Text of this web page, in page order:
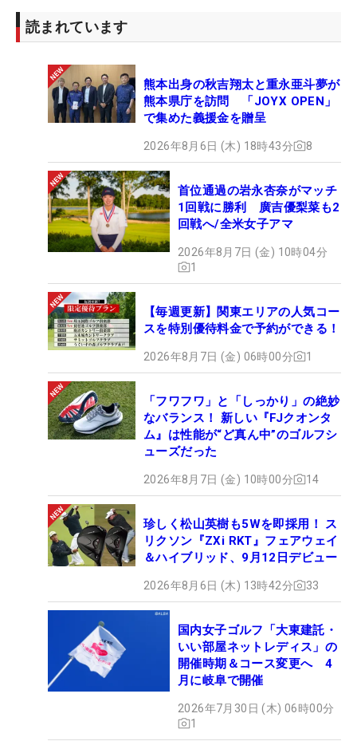
読まれています
熊本出身の秋吉翔太と重永亜斗夢が
熊本県庁を訪問 「JOYX OPEN」
で集めた義援金を贈呈
2026年8月6日 (木) 18時43分 8
首位通過の岩永杏奈がマッチ
1回戦に勝利 廣吉優梨菜も2
回戦へ/全米女子アマ
2026年8月7日 (金) 10時04分
1
【毎週更新】関東エリアの人気コー
スを特別優待料金で予約ができる！
2026年8月7日 (金) 06時00分 1
「フワフワ」と「しっかり」の絶妙
なバランス！ 新しい『FJクオンタ
ム』は性能が“ど真ん中”のゴルフシ
ューズだった
2026年8月7日 (金) 10時00分 14
珍しく松山英樹も5Wを即採用！ ス
リクソン『ZXi RKT』フェアウェイ
＆ハイブリッド、9月12日デビュー
2026年8月6日 (木) 13時42分 33
国内女子ゴルフ「大東建託・
いい部屋ネットレディス」の
開催時期＆コース変更へ 4
月に岐阜で開催
2026年7月30日 (木) 06時00分
1